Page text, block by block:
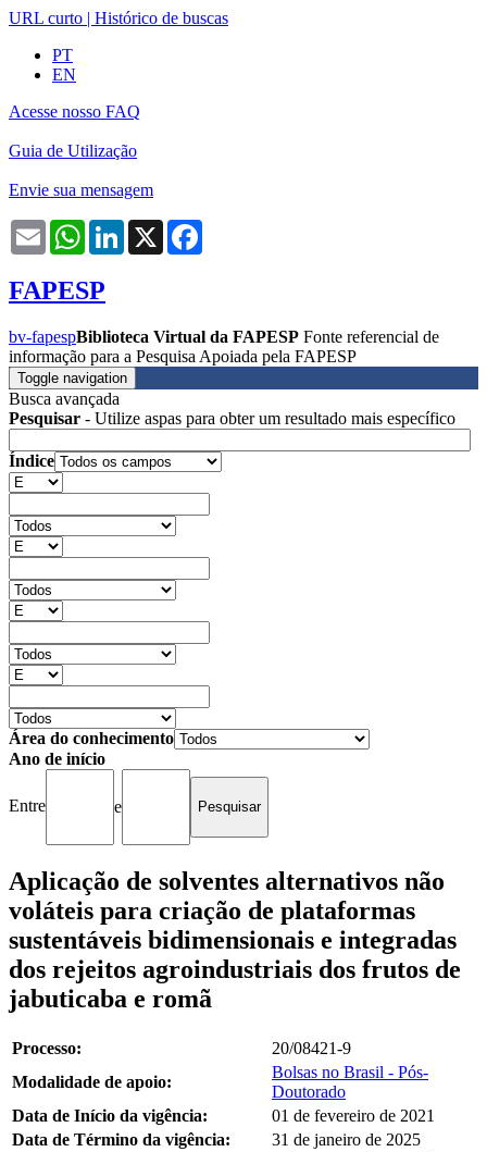
URL curto | Histórico de buscas
PT
EN
Acesse nosso FAQ
Guia de Utilização
Envie sua mensagem
Email WhatsAppLinkedIn
X
FAPESP
bv-fapespBiblioteca Virtual da FAPESP Fonte referencial de
informação para a Pesquisa Apoiada pela FAPESP
Toggle navigation
Busca avançada
Pesquisar - Utilize aspas para obter um resultado mais específico
Índice
Área do conhecimento
Ano de início
Entre e
Aplicação de solventes alternativos não
voláteis para criação de plataformas
sustentáveis bidimensionais e integradas
dos rejeitos agroindustriais dos frutos de
jabuticaba e romã
Processo:
20/08421-9
Modalidade de apoio:
Bolsas no Brasil - Pós-
Doutorado
Data de Início da vigência:
01 de fevereiro de 2021
Data de Término da vigência:
31 de janeiro de 2025